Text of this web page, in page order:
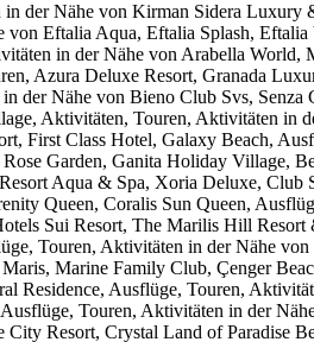
Nähe von Kirman Sidera Luxury
Eftalia Aqua, Eftalia Splash,
in der Nähe von Arabella
Azura Deluxe Resort, Granada
Nähe von Bieno Club Svs,
Aktivitäten, Touren, Aktivitäten in
First Class Hotel, Galaxy Beach,
Garden, Ganita Holiday Village,
Aqua & Spa, Xoria Deluxe,
Queen, Coralis Sun Queen,
Sui Resort, The Marilis Hill
Touren, Aktivitäten in der Nähe
Marine Family Club, Çenger
Ausflüge, Touren,
Touren, Aktivitäten in der
Resort, Crystal Land of Paradise